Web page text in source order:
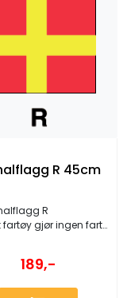
R 45cm
R
fartøy gjør ingen fart...
189,-